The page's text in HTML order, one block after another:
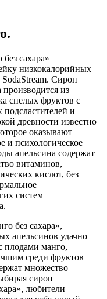
сахара»
низкокалорийных
Сироп
из
спелых фруктов с
и
древности известно
оказывают
и психологическое
апельсина содержат
витаминов,
кислот, без
систем
без сахара»,
апельсинов удачно
плодами манго,
среди фруктов
множество
сироп
любители